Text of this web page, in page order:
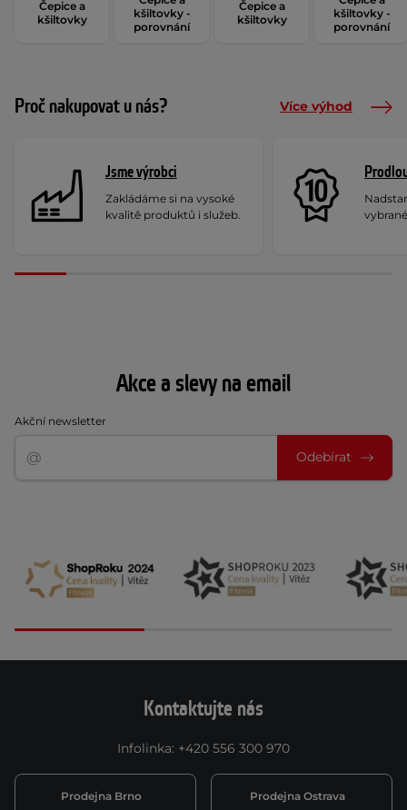
Čepice a
kšiltovky
kšiltovky -
porovnání
Čepice a
kšiltovky
kšiltovky -
porovnání
Proč nakupovat u nás? Více výhod
Jsme výrobci
Zakládáme si na vysoké
kvalitě produktů i služeb.
Akce a slevy na email
Akční newsletter
Odebírat
Kontaktujte nás
Infolinka: +420 556 300 970
Prodejna Brno Prodejna Ostrava